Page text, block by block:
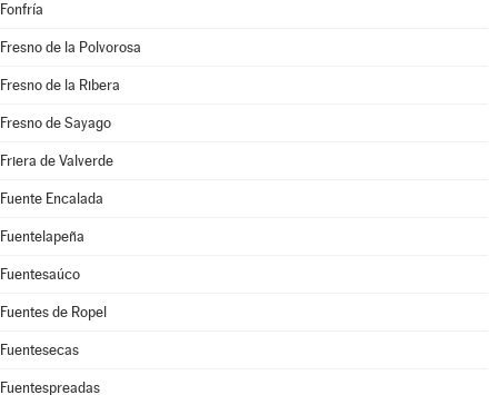
Fonfría
Fresno de la Polvorosa
Fresno de la Ribera
Fresno de Sayago
Friera de Valverde
Fuente Encalada
Fuentelapeña
Fuentesaúco
Fuentes de Ropel
Fuentesecas
Fuentespreadas